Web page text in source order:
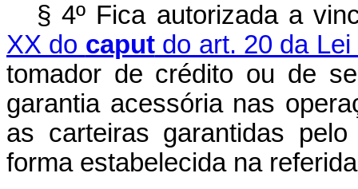
§ 4º Fica autorizada a
XX do caputdo art. 20 da Lei
tomador de crédito ou de
garantia acessória nas
as carteiras garantidas
forma estabelecida na